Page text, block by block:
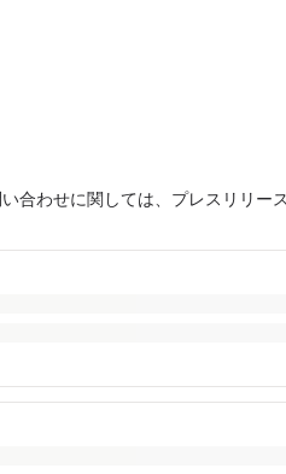
合わせに関しては、プレスリリー